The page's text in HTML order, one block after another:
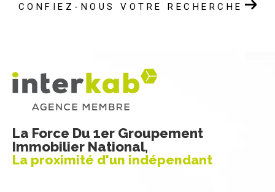
CONFIEZ-NOUS VOTRE RECHERCHE
La Force Du 1er Groupement
Immobilier National,
La proximité d'un indépendant